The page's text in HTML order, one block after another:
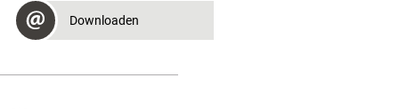
Downloaden